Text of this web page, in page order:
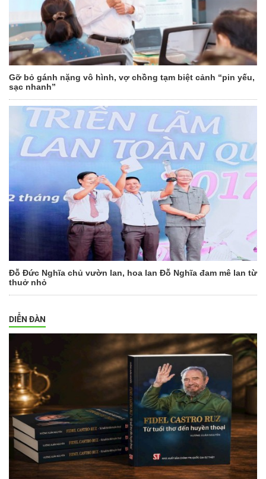
Gỡ bỏ gánh nặng vô hình, vợ chồng tạm biệt cảnh “pin yếu,
sạc nhanh”
Đỗ Đức Nghĩa chủ vườn lan, hoa lan Đỗ Nghĩa đam mê lan từ
thuở nhỏ
DIỄN ĐÀN